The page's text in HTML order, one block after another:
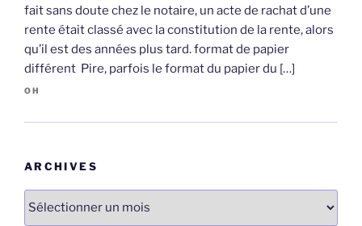
fait sans doute chez le notaire, un acte de rachat d’une
rente était classé avec la constitution de la rente, alors
qu’il est des années plus tard. format de papier
différent Pire, parfois le format du papier du […]
OH
ARCHIVES
Archives